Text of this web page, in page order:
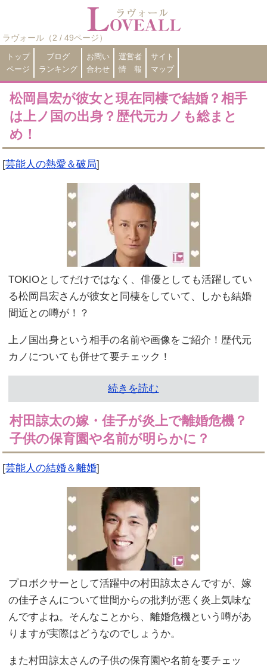
ラヴォール（2 / 49ページ）
トップ
ページ
ブログ
ランキング
お問い
合わせ
運営者
情 報
サイト
マップ
松岡昌宏が彼女と現在同棲で結婚？相手
は上ノ国の出身？歴代元カノも総まと
め！
[芸能人の熱愛＆破局]
TOKIOとしてだけではなく、俳優としても活躍してい
る松岡昌宏さんが彼女と同棲をしていて、しかも結婚
間近との噂が！？
上ノ国出身という相手の名前や画像をご紹介！歴代元
カノについても併せて要チェック！
続きを読む
村田諒太の嫁・佳子が炎上で離婚危機？
子供の保育園や名前が明らかに？
[芸能人の結婚＆離婚]
プロボクサーとして活躍中の村田諒太さんですが、嫁
の佳子さんについて世間からの批判が悪く炎上気味な
んですよね。そんなことから、離婚危機という噂があ
りますが実際はどうなのでしょうか。
また村田諒太さんの子供の保育園や名前を要チェッ